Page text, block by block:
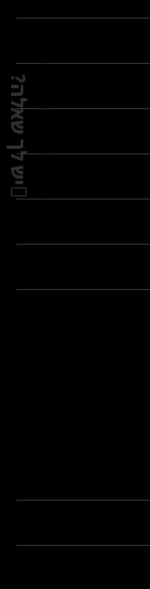
יש לך שאלה?